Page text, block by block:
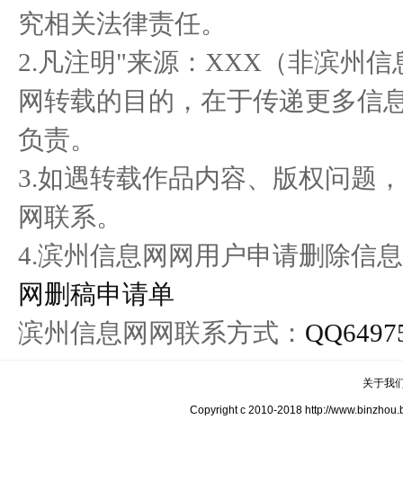
癌症，不再是绝症——来自
保抵力
究相关法律责任。
2.凡注明"来源：XXX（非滨州
网转载的目的，在于传递更多信
负责。
3.如遇转载作品内容、版权问题
网联系。
4.滨州信息网网用户申请删除信
网删稿申请单
滨州信息网网联系方式：
关于我
Copyright c 2010-2018 http://